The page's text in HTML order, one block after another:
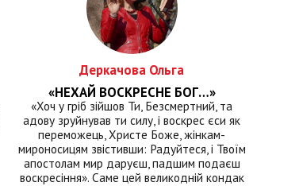
Деркачова Ольга
«НЕХАЙ ВОСКРЕСНЕ БОГ…»
«Хоч у гріб зійшов Ти, Безсмертний, та
адову зруйнував ти силу, і воскрес єси як
переможець, Христе Боже, жінкам-
мироносицям звістивши: Радуйтеся, і Твоїм
апостолам мир даруєш, падшим подаєш
воскресіння». Саме цей великодній кондак